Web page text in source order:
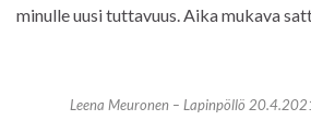
minulle uusi tuttavuus. Aika mukava
Leena Meuronen – Lapinpöllö